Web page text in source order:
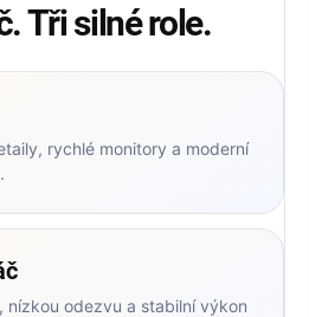
Tři silné role.
rychlé monitory a moderní
nízkou odezvu a stabilní výkon